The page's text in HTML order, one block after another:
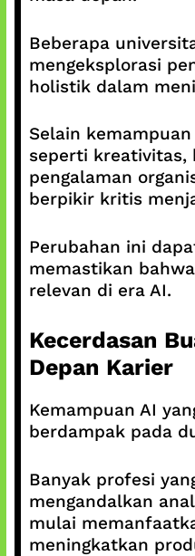
Beberapa
mengeksplorasi
holistik dalam
Selain
seperti kreativitas,
pengalaman
berpikir kritis
Perubahan ini
memastikan
relevan di era AI.
Kecerdasan
Depan Karier
Kemampuan AI
berdampak pada
Banyak profesi
mengandalkan
mulai
meningkatkan